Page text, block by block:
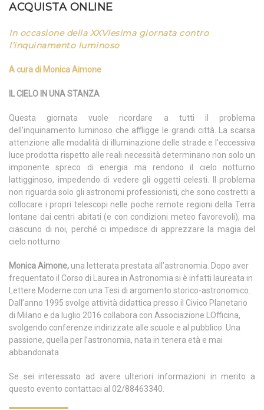
ACQUISTA ONLINE
In occasione della XXVIesima giornata contro
l’inquinamento luminoso
A cura di Monica Aimone
IL CIELO IN UNA STANZA
Questa giornata vuole ricordare a tutti il problema
dell’inquinamento luminoso che affligge le grandi città. La scarsa
attenzione alle modalità di illuminazione delle strade e l’eccessiva
luce prodotta rispetto alle reali necessità determinano non solo un
imponente spreco di energia ma rendono il cielo notturno
lattigginoso, impedendo di vedere gli oggetti celesti. Il problema
non riguarda solo gli astronomi professionisti, che sono costretti a
collocare i propri telescopi nelle poche remote regioni della Terra
lontane dai centri abitati (e con condizioni meteo favorevoli), ma
ciascuno di noi, perché ci impedisce di apprezzare la magia del
cielo notturno.
Monica Aimone, una letterata prestata all’astronomia. Dopo aver
frequentato il Corso di Laurea in Astronomia si è infatti laureata in
Lettere Moderne con una Tesi di argomento storico-astronomico.
Dall’anno 1995 svolge attività didattica presso il Civico Planetario
di Milano e da luglio 2016 collabora con Associazione LOfficina,
svolgendo conferenze indirizzate alle scuole e al pubblico. Una
passione, quella per l’astronomia, nata in tenera età e mai
abbandonata
Se sei interessato ad avere ulteriori informazioni in merito a
questo evento contattaci al 02/88463340.